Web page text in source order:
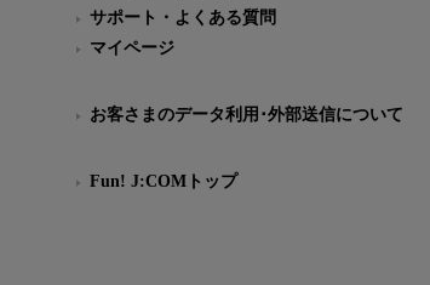
サポート・よくある質問
マイページ
お客さまのデータ利用･外部送信について
Fun! J:COMトップ